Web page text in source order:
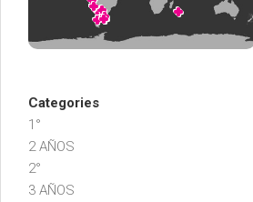
Categories
1°
2 AÑOS
2°
3 AÑOS